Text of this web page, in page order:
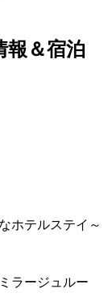
報＆宿泊
ホテルステイ～
ラージュルー